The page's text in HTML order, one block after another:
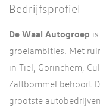
Bedrijfsprofiel
De Waal Autogroep
groeiambities. Met
in Tiel, Gorinchem,
Zaltbommel behoort
grootste